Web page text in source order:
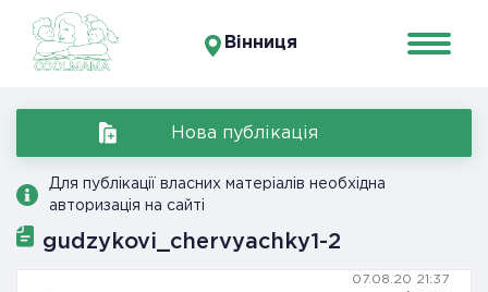
Вінниця
Нова публікація
Для публікації власних матеріалів необхідна
авторизація на сайті
gudzykovi_chervyachky1-2
07.08.20 21:37